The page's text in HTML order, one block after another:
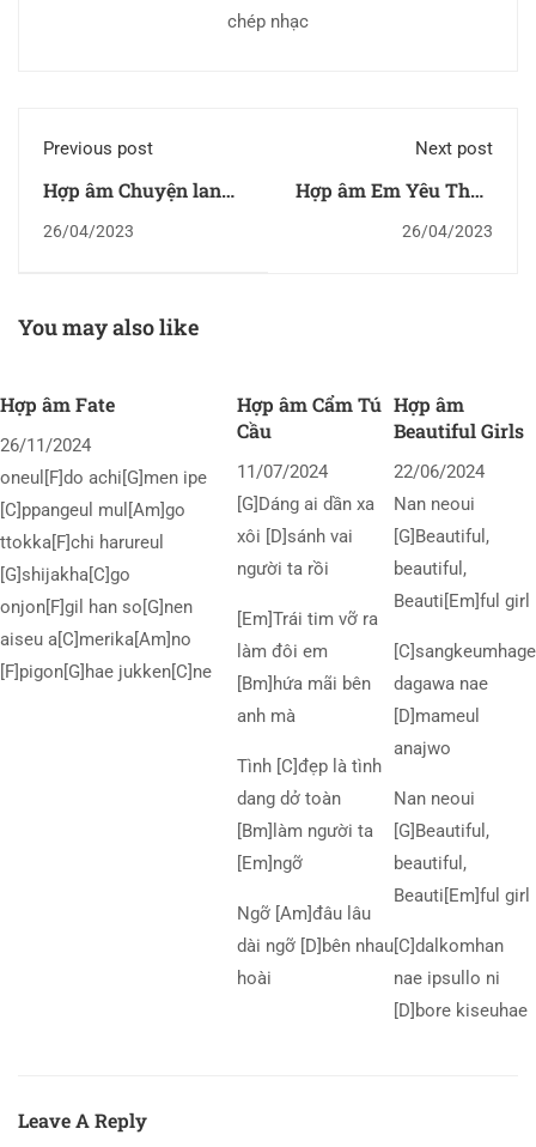
chép nhạc
Previous post
Hợp âm Chuyện lang
26/04/2023
Next post
Hợp âm Em Yêu Thầy
26/04/2023
You may also like
Hợp âm Fate
26/11/2024
oneul[F]do achi[G]men ipe
[C]ppangeul mul[Am]go
ttokka[F]chi harureul
[G]shijakha[C]go
onjon[F]gil han so[G]nen
aiseu a[C]merika[Am]no
[F]pigon[G]hae jukken[C]ne
Hợp âm Cẩm Tú
Cầu
11/07/2024
[G]Dáng ai dần xa
xôi [D]sánh vai
người ta rồi
[Em]Trái tim vỡ ra
làm đôi em
[Bm]hứa mãi bên
anh mà
Tình [C]đẹp là tình
dang dở toàn
[Bm]làm người ta
[Em]ngỡ
Ngỡ [Am]đâu lâu
dài ngỡ [D]bên nhau
hoài
Hợp âm
Beautiful Girls
22/06/2024
Nan neoui
[G]Beautiful,
beautiful,
Beauti[Em]ful girl
[C]sangkeumhage
dagawa nae
[D]mameul
anajwo
Nan neoui
[G]Beautiful,
beautiful,
Beauti[Em]ful girl
[C]dalkomhan
nae ipsullo ni
[D]bore kiseuhae
Leave A Reply